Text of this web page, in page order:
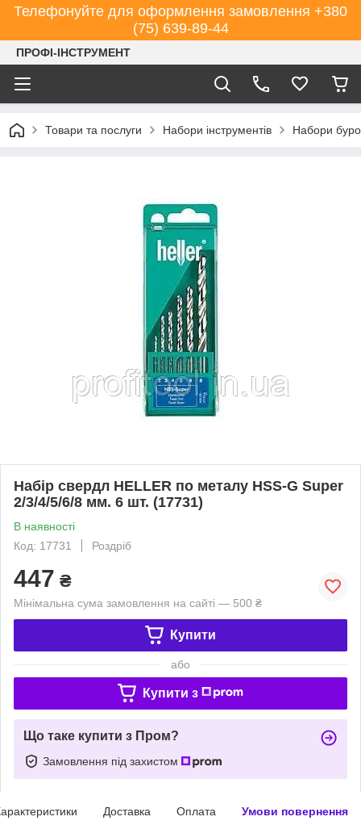
Телефонуйте для оформлення замовлення +380
(75) 639-89-44
ПРОФІ-ІНСТРУМЕНТ
Товари та послуги Набори інструментів Набори
Набір свердл HELLER по металу HSS-G Super
2/3/4/5/6/8 мм. 6 шт. (17731)
В наявності
Код: 17731
Роздріб
447 ₴
Мінімальна сума замовлення на сайті — 500 ₴
Купити
або
Купити з
Що таке купити з Пром?
Замовлення під захистом
Доставка Оплата Умови повернення